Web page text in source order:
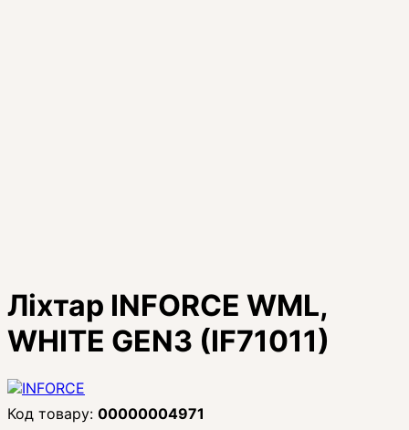
Ліхтар INFORCE WML,
WHITE GEN3 (IF71011)
00000004971